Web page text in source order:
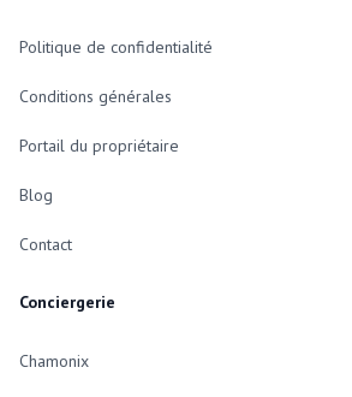
Politique de confidentialité
Conditions générales
Portail du propriétaire
Blog
Contact
Conciergerie
Chamonix